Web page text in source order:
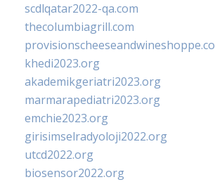
scdlqatar2022-qa.com
thecolumbiagrill.com
khedi2023.org
akademikgeriatri2023.org
marmarapediatri2023.org
emchie2023.org
girisimselradyoloji2022.org
utcd2022.org
biosensor2022.org